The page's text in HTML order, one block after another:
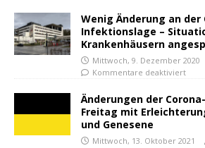
Wenig Änderung an der
Infektionslage –
Krankenhäusern
Mittwoch, 9. Dezember 2020
Kommentare deaktiviert
Änderungen der
Freitag mit
und Genesene
Mittwoch, 13. Oktober 2021